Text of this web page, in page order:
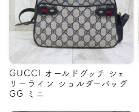
GUCCI オールドグッチ シェ
リーライン ショルダーバッグ
GG ミニ